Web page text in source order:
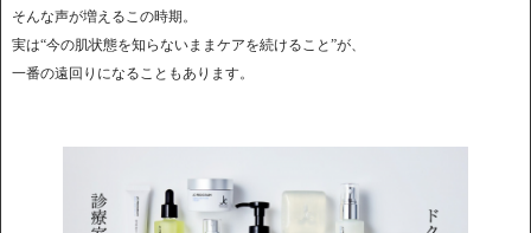
そんな声が増えるこの時期。
実は“今の肌状態を知らないままケアを続けること”が、
一番の遠回りになることもあります。